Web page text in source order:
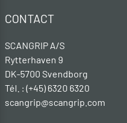
CONTACT
SCANGRIP A/S
Rytterhaven 9
DK-5700 Svendborg
Tél. : (+45) 6320 6320
scangrip@scangrip.com